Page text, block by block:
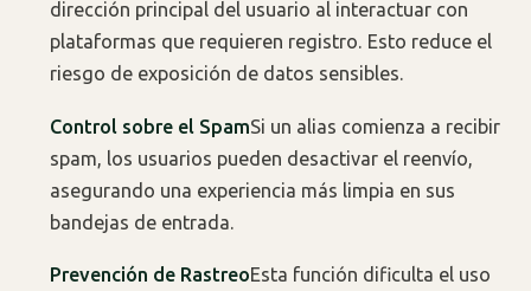
dirección principal del usuario al interactuar con
plataformas que requieren registro. Esto reduce el
riesgo de exposición de datos sensibles.
Control sobre el SpamSi un alias comienza a recibir
spam, los usuarios pueden desactivar el reenvío,
asegurando una experiencia más limpia en sus
bandejas de entrada.
Prevención de RastreoEsta función dificulta el uso